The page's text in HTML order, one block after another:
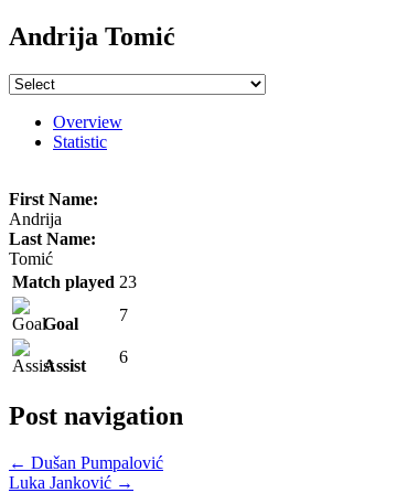
Andrija Tomić
Overview
Statistic
First Name:
Andrija
Last Name:
Tomić
Match played 23
Goal 7
Assist 6
Post navigation
← Dušan Pumpalović
Luka Janković →